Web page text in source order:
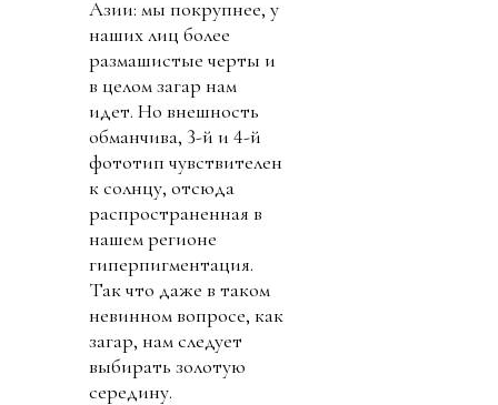
Азии: мы покрупнее, у
наших лиц более
размашистые черты и
в целом загар нам
идет. Но внешность
обманчива, 3-й и 4-й
фототип чувствителен
к солнцу, отсюда
распространенная в
нашем регионе
гиперпигментация.
Так что даже в таком
невинном вопросе, как
загар, нам следует
выбирать золотую
середину.